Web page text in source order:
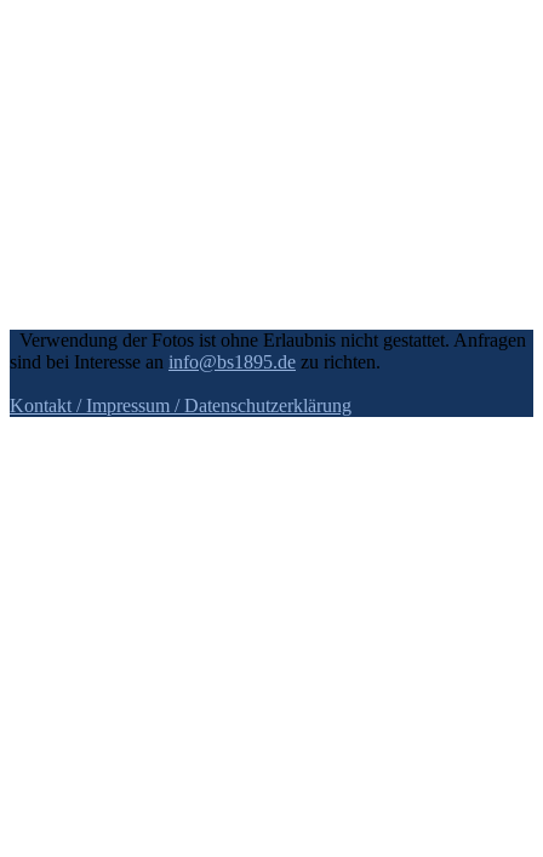
Verwendung der Fotos ist ohne Erlaubnis nicht gestattet. Anfragen
sind bei Interesse an info@bs1895.de zu richten.
Kontakt / Impressum / Datenschutzerklärung